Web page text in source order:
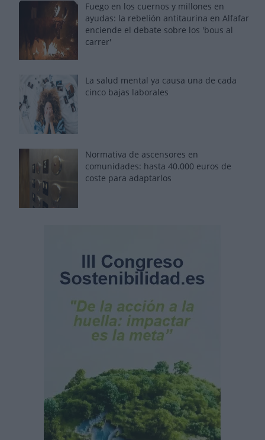
Fuego en los cuernos y millones en
ayudas: la rebelión antitaurina en Alfafar
enciende el debate sobre los 'bous al
carrer'
La salud mental ya causa una de cada
cinco bajas laborales
Normativa de ascensores en
comunidades: hasta 40.000 euros de
coste para adaptarlos